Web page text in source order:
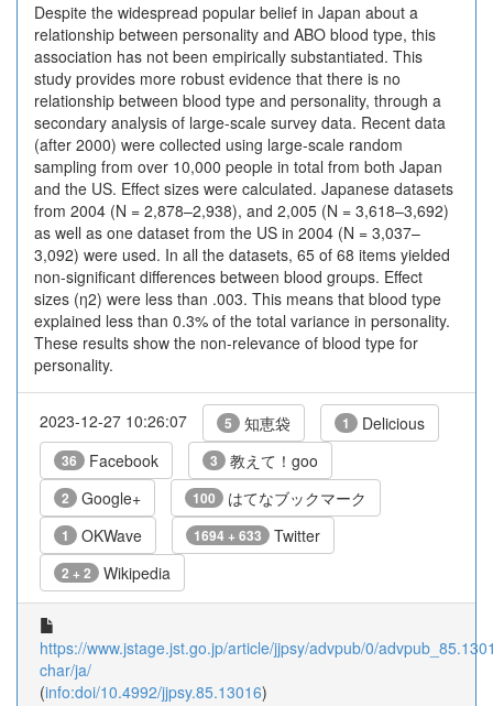
Despite the widespread popular belief in Japan about a
relationship between personality and ABO blood type, this
association has not been empirically substantiated. This
study provides more robust evidence that there is no
relationship between blood type and personality, through a
secondary analysis of large-scale survey data. Recent data
(after 2000) were collected using large-scale random
sampling from over 10,000 people in total from both Japan
and the US. Effect sizes were calculated. Japanese datasets
from 2004 (N = 2,878–2,938), and 2,005 (N = 3,618–3,692)
as well as one dataset from the US in 2004 (N = 3,037–
3,092) were used. In all the datasets, 65 of 68 items yielded
non-significant differences between blood groups. Effect
sizes (η2) were less than .003. This means that blood type
explained less than 0.3% of the total variance in personality.
These results show the non-relevance of blood type for
personality.
2023-12-27 10:26:07 5 知恵袋 1 Delicious
36 Facebook 3 教えて！goo
2 Google+ 100 はてなブックマーク
1 OKWave 1694 + 633 Twitter
2 + 2 Wikipedia
https://www.jstage.jst.go.jp/article/jjpsy/advpub/0/
char/ja/
(info:doi/10.4992/jjpsy.85.13016)